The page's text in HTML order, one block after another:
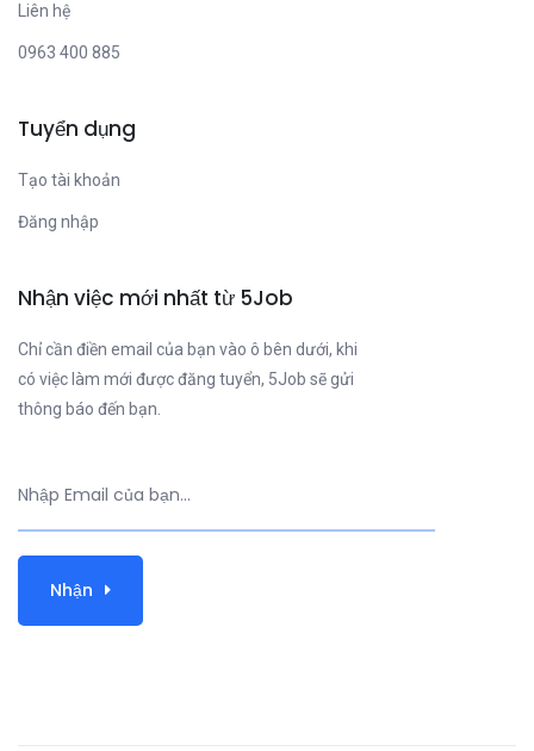
Liên hệ
0963 400 885
Tuyển dụng
Tạo tài khoản
Đăng nhập
Nhận việc mới nhất từ 5Job
Chỉ cần điền email của bạn vào ô bên dưới, khi
có việc làm mới được đăng tuyển, 5Job sẽ gửi
thông báo đến bạn.
Nhận